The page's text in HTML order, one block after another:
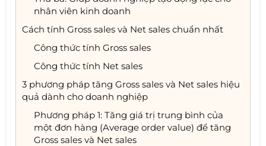
nhân viên kinh doanh
Cách tính Gross sales và Net sales chuẩn nhất
Công thức tính Gross sales
Công thức tính Net sales
3 phương pháp tăng Gross sales và Net sales hiệu
quả dành cho doanh nghiệp
Phương pháp 1: Tăng giá trị trung bình của
một đơn hàng (Average order value) để tăng
Gross sales và Net sales